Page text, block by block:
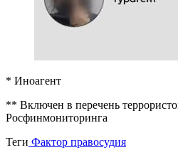
* Иноагент
** Включен в перечень
Росфинмониторинга
Теги Фактор правосудия